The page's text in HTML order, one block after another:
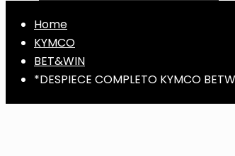
Home
KYMCO
BET&WIN
*DESPIECE COMPLETO KYMCO